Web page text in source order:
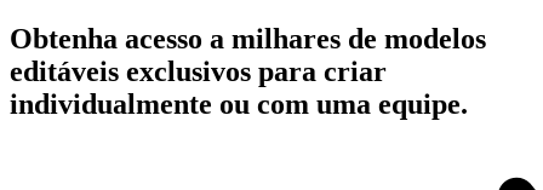
Obtenha acesso a milhares de modelos
editáveis exclusivos para criar
individualmente ou com uma equipe.